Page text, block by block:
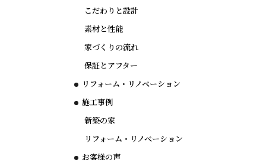
こだわりと設計
素材と性能
家づくりの流れ
保証とアフター
リフォーム・リノベーション
施工事例
新築の家
リフォーム・リノベーション
お客様の声